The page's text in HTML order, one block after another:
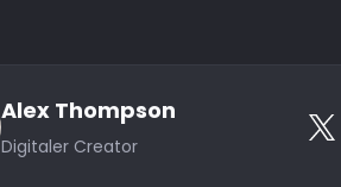
Alex Thompson
Digitaler Creator